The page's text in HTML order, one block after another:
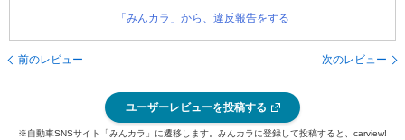
「みんカラ」から、違反報告をする
前のレビュー 次のレビュー
ユーザーレビューを投稿する
※自動車SNSサイト「みんカラ」に遷移します。みんカラに登録して投稿すると、carview!